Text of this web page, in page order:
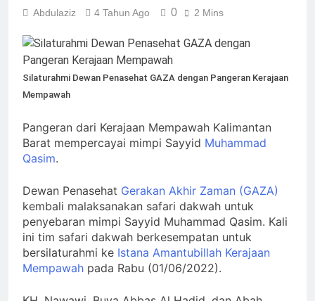
Pesan Baru di Tengah
Jemaah Allah ﷻ Telah
Menyiapkan “Gua
Ashabul Kahfi” Akhir
Zaman Bagi Para
Helper Muhammad
Tokoh Inti Sebagai
Porosnya dan Hanya
akan Tertuju ke Bukit
Terang & Sebuah
Barisan yang Diakui,
Solid & Loyal
Qasim Sebab Calon
Imam Mahdi Masalah
dari Apa yang
Tampak
3 Hari Ago
(kang Diki) : Isyarat
Petunjuk Melalui
Jalan Hati
3 Hari Ago
Abdulaziz 4 Tahun Ago 0 2 Mins
Silaturahmi Dewan Penasehat GAZA dengan Pangeran Kerajaan
Mempawah
Pangeran dari Kerajaan Mempawah Kalimantan
Barat mempercayai mimpi Sayyid Muhammad
Qasim.
Dewan Penasehat Gerakan Akhir Zaman (GAZA)
kembali malaksanakan safari dakwah untuk
penyebaran mimpi Sayyid Muhammad Qasim. Kali
ini tim safari dakwah berkesempatan untuk
bersilaturahmi ke Istana Amantubillah Kerajaan
Mempawah pada Rabu (01/06/2022).